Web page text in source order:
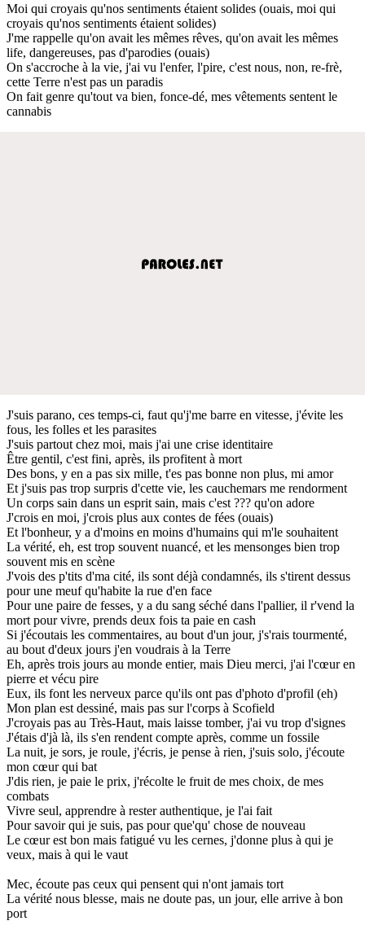
Moi qui croyais qu'nos sentiments étaient solides (ouais, moi qui
croyais qu'nos sentiments étaient solides)
J'me rappelle qu'on avait les mêmes rêves, qu'on avait les mêmes
life, dangereuses, pas d'parodies (ouais)
On s'accroche à la vie, j'ai vu l'enfer, l'pire, c'est nous, non, re-frè,
cette Terre n'est pas un paradis
On fait genre qu'tout va bien, fonce-dé, mes vêtements sentent le
cannabis
J'suis parano, ces temps-ci, faut qu'j'me barre en vitesse, j'évite les
fous, les folles et les parasites
J'suis partout chez moi, mais j'ai une crise identitaire
Être gentil, c'est fini, après, ils profitent à mort
Des bons, y en a pas six mille, t'es pas bonne non plus, mi amor
Et j'suis pas trop surpris d'cette vie, les cauchemars me rendorment
Un corps sain dans un esprit sain, mais c'est ??? qu'on adore
J'crois en moi, j'crois plus aux contes de fées (ouais)
Et l'bonheur, y a d'moins en moins d'humains qui m'le souhaitent
La vérité, eh, est trop souvent nuancé, et les mensonges bien trop
souvent mis en scène
J'vois des p'tits d'ma cité, ils sont déjà condamnés, ils s'tirent dessus
pour une meuf qu'habite la rue d'en face
Pour une paire de fesses, y a du sang séché dans l'pallier, il r'vend la
mort pour vivre, prends deux fois ta paie en cash
Si j'écoutais les commentaires, au bout d'un jour, j's'rais tourmenté,
au bout d'deux jours j'en voudrais à la Terre
Eh, après trois jours au monde entier, mais Dieu merci, j'ai l'cœur en
pierre et vécu pire
Eux, ils font les nerveux parce qu'ils ont pas d'photo d'profil (eh)
Mon plan est dessiné, mais pas sur l'corps à Scofield
J'croyais pas au Très-Haut, mais laisse tomber, j'ai vu trop d'signes
J'étais d'jà là, ils s'en rendent compte après, comme un fossile
La nuit, je sors, je roule, j'écris, je pense à rien, j'suis solo, j'écoute
mon cœur qui bat
J'dis rien, je paie le prix, j'récolte le fruit de mes choix, de mes
combats
Vivre seul, apprendre à rester authentique, je l'ai fait
Pour savoir qui je suis, pas pour que'qu' chose de nouveau
Le cœur est bon mais fatigué vu les cernes, j'donne plus à qui je
veux, mais à qui le vaut
Mec, écoute pas ceux qui pensent qui n'ont jamais tort
La vérité nous blesse, mais ne doute pas, un jour, elle arrive à bon
port